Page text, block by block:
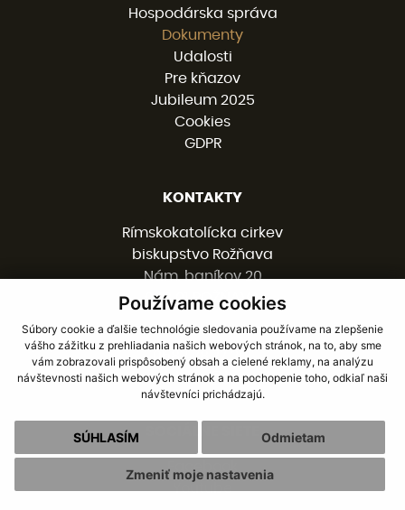
Používame cookies
Súbory cookie a ďalšie technológie sledovania používame na zlepšenie
vášho zážitku z prehliadania našich webových stránok, na to, aby sme
vám zobrazovali prispôsobený obsah a cielené reklamy, na analýzu
návštevnosti našich webových stránok a na pochopenie toho, odkiaľ naši
návštevníci prichádzajú.
SÚHLASÍM Odmietam
Zmeniť moje nastavenia
Hospodárska správa
Dokumenty
Udalosti
Pre kňazov
Jubileum 2025
Cookies
GDPR
KONTAKTY
Rímskokatolícka cirkev
biskupstvo Rožňava
Nám. baníkov 20
048 01 ROŽŇAVA
058 / 78 77 201
kancelaria@burv.sk
Facebook
Youtube